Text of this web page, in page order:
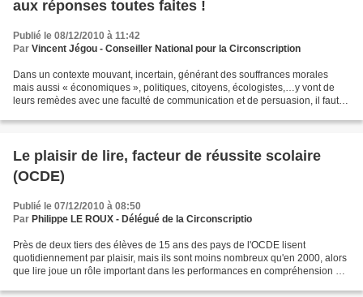
aux réponses toutes faites !
Publié le 08/12/2010 à 11:42
Par Vincent Jégou - Conseiller National pour la Circonscription
Dans un contexte mouvant, incertain, générant des souffrances morales
mais aussi « économiques », politiques, citoyens, écologistes,…y vont de
leurs remèdes avec une faculté de communication et de persuasion, il faut le
Le plaisir de lire, facteur de réussite scolaire
(OCDE)
Publié le 07/12/2010 à 08:50
Par Philippe LE ROUX - Délégué de la Circonscriptio
Près de deux tiers des élèves de 15 ans des pays de l'OCDE lisent
quotidiennement par plaisir, mais ils sont moins nombreux qu'en 2000, alors
que lire joue un rôle important dans les performances en compréhension de